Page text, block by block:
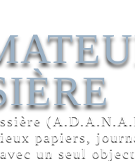
papiers,
un seul